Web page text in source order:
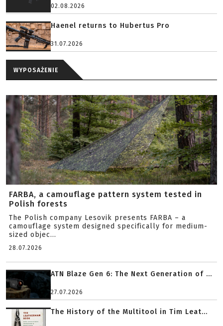
02.08.2026
Haenel returns to Hubertus Pro
31.07.2026
WYPOSAŻENIE
FARBA, a camouflage pattern system tested in
Polish forests
The Polish company Lesovik presents FARBA – a
camouflage system designed specifically for medium-
sized objec...
28.07.2026
ATN Blaze Gen 6: The Next Generation of ...
27.07.2026
The History of the Multitool in Tim Leat...